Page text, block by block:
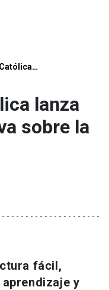
lanza
sobre la
fácil,
y